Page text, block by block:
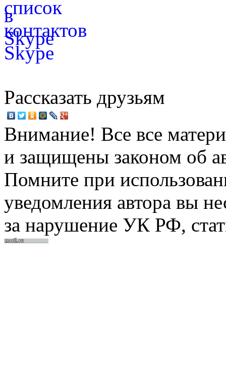
Рассказать друзьям
Внимание! Все все
и защищены законом об
Помните при
уведомления автора вы
за нарушение УК РФ,